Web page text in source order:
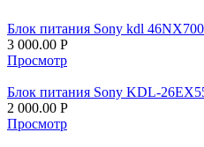
Блок питания Sony kdl
3 000.00 Р
Просмотр
Блок питания Sony KDL-
2 000.00 Р
Просмотр